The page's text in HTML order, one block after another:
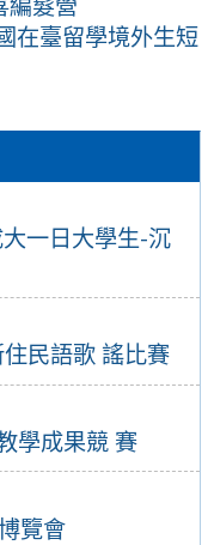
一日大學生-沉
民語歌 謠比賽
學成果競 賽
覽會
編髮營
在臺留學境外生短